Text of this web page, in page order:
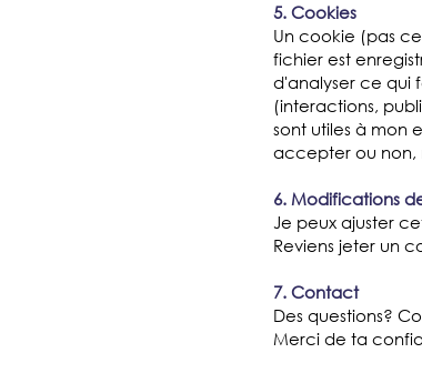
5. Cookies
Un cookie (pas
fichier est
d'analyser ce qui
(interactions,
sont utiles à mon
accepter ou non,
6. Modifications
Je peux ajuster
Reviens jeter un
7. Contact
Des questions?
Merci de ta